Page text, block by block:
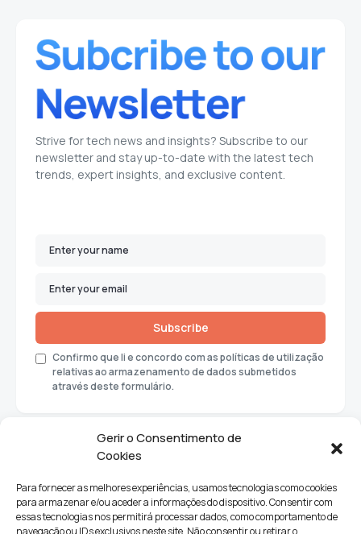
Gerir o Consentimento de
Cookies
Para fornecer as melhores experiências, usamos tecnologias como cookies
para armazenar e/ou aceder a informações do dispositivo. Consentir com
essas tecnologias nos permitirá processar dados, como comportamento de
navegação ou IDs exclusivos neste site. Não consentir ou retirar o
Strive for tech news and insights? Subscribe to our
newsletter and stay up-to-date with the latest tech
trends, expert insights, and exclusive content.
Subscribe
Confirmo que li e concordo com as políticas de utilização
relativas ao armazenamento de dados submetidos
através deste formulário.